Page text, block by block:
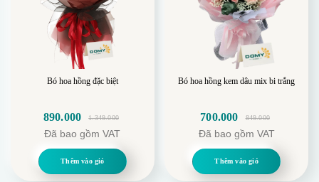
Bó hoa cúc xanh có thể được tặng để chúc mừng
cho những bước tiến mới, như việc tốt nghiệp, khởi
nghiệp hay bắt đầu một giai đoạn mới trong cuộc sống.
Bó hoa hồng đặc biệt
1.349.000
gốc
là:
1.349.000.
890.000
hiện
tại
là:
Đã bao gồm VAT
Thêm vào giỏ
Bó hoa hồng kem dâu mix bi trắng
849.000
gốc
700.000
hiện
Đã bao gồm VAT
Thêm vào giỏ